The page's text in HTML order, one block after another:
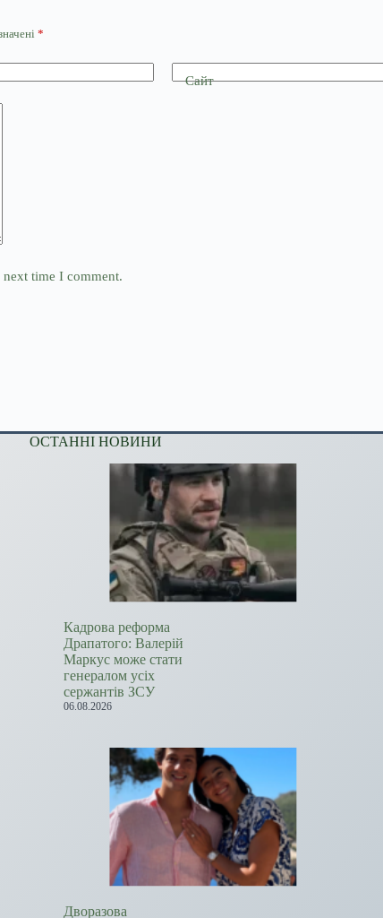
*
Сайт
time I comment.
ОСТАННІ НОВИНИ
Кадрова реформа
Драпатого: Валерій
Маркус може стати
генералом усіх
сержантів ЗСУ
06.08.2026
Дворазова